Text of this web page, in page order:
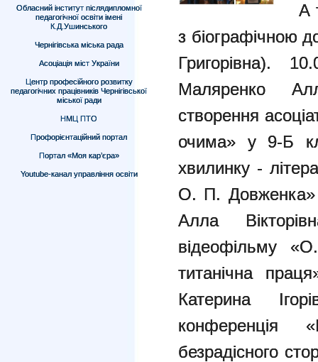
Обласний інститут післядипломної
педагогічної освіти імені
К.Д.Ушинського
Чернігівська міська рада
Асоціація міст України
Центр професійного розвитку
педагогічних працівників Чернігівської
міської ради
НМЦ ПТО
Профорієнтаційний портал
Портал «Моя кар’єра»
Youtube-канал управління освіти
А
з біографічною
Григорівна).
Маляренко
створення
очима» у 9-Б
хвилинку -
О. П. Довженка»
Алла
відеофільму
титанічна
Катерина
конференція
безрадісного